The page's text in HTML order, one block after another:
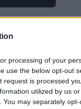
processing of your
use the below opt-out
request is processed
utilized by us
may separately
sfide più
sprechi
e